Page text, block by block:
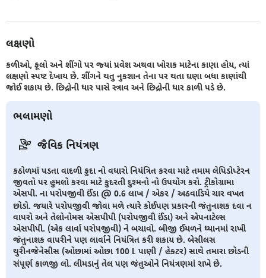
લક્ષણો
કળીઓ, ફૂલો અને શીંગો પર જ્યાં પ્રવેશ અથવા ખોરાક માટેના કાણા હોય, ત્યાં
લક્ષણો સ્પષ્ટ દેખાય છે. શીંગને થતુ નુકશાન તેના પર થતા ઘણા બધા કાણાંથી
જોઈ શકાય છે. છિદ્રોની ધાર પાસે સ્ત્રાવ અને છિદ્રોની ધાર કાળી પડે છે.
ભલામણો
જૈવિક નિયંત્રણ
કઠોળમાં પડતા વાદળી ફુદા નો વધારો નિયંત્રિત કરવા માટે તમામ લેપિડોપ્ટેરન
જીવતો પર હુમલો કરવા માટે કુદરતી દુશ્મનો નો ઉપયોગ કરો. ટ્રીકોગ્રામા
એસપી. ના પરોપજીવી ઈંડા @ 0.6 લાખ / એકર / અઠવાડિયે ચાર વખત
છોડો. જયારે પરોપજીવી જોવા મળે ત્યારે કોઈપણ પ્રકારની જંતુનાશક દવા ન
વાપરો અને તેલોનોમસ એસપીપી (પરોપજીવી ઈંડા) અને એપનાટેલ્સ
એસપીપી. (એક લાર્વા પરોપજીવી) ને બચાવો. બીજી ઈયળને ધ્યાનમાં રાખી
જંતુનાશક વાપરીને પણ લાર્વાને નિયંત્રિત કરી શકાય છે. બેસીલસ
થુરીનજેનેસીસ (ઓછામાં ઓછા 100 L પાણી / હેક્ટર) સાથે તમારા છોડની
સંપૂર્ણ કાળજી લો. લીમડાનું તેલ પણ જંતુઓને નિયંત્રણમાં રાખે છે.